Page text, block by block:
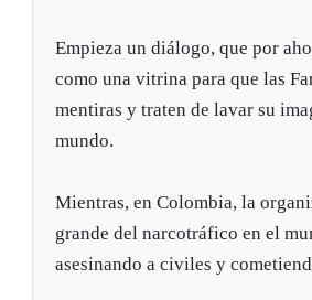
Empieza un diálogo, que por
como una vitrina para que las
mentiras y traten de lavar su
mundo.
Mientras, en Colombia, la
grande del narcotráfico en el
asesinando a civiles y